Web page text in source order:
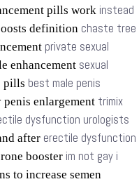
pills work instead
definition chaste tree
private sexual
enhancement sexual
pills best male penis
penis enlargement trimix
dysfunction urologists
after erectile dysfunction
booster im not gay i
to increase semen